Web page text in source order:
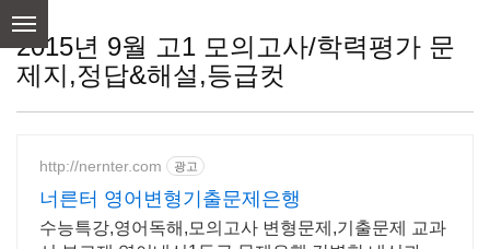
content
2015년 9월 고1 모의고사/학력평가 문
제지,정답&해설,등급컷
http://nernter.com 광고
너른터 영어변형기출문제은행
수능특강,영어독해,모의고사 변형문제,기출문제 교과